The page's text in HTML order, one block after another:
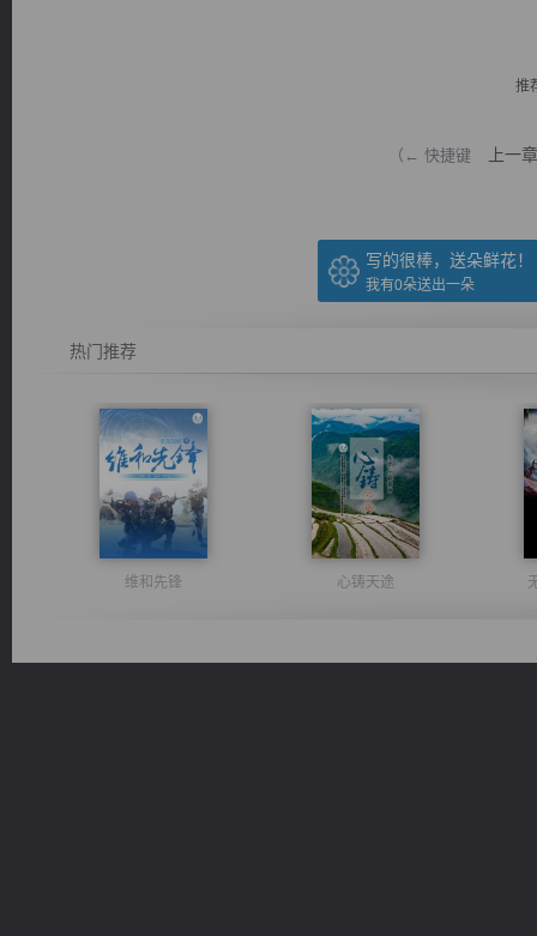
推
（← 快捷键 上一章
写的很棒，送朵鲜花！
我有0朵送出一朵
热门推荐
维和先锋 心铸天途